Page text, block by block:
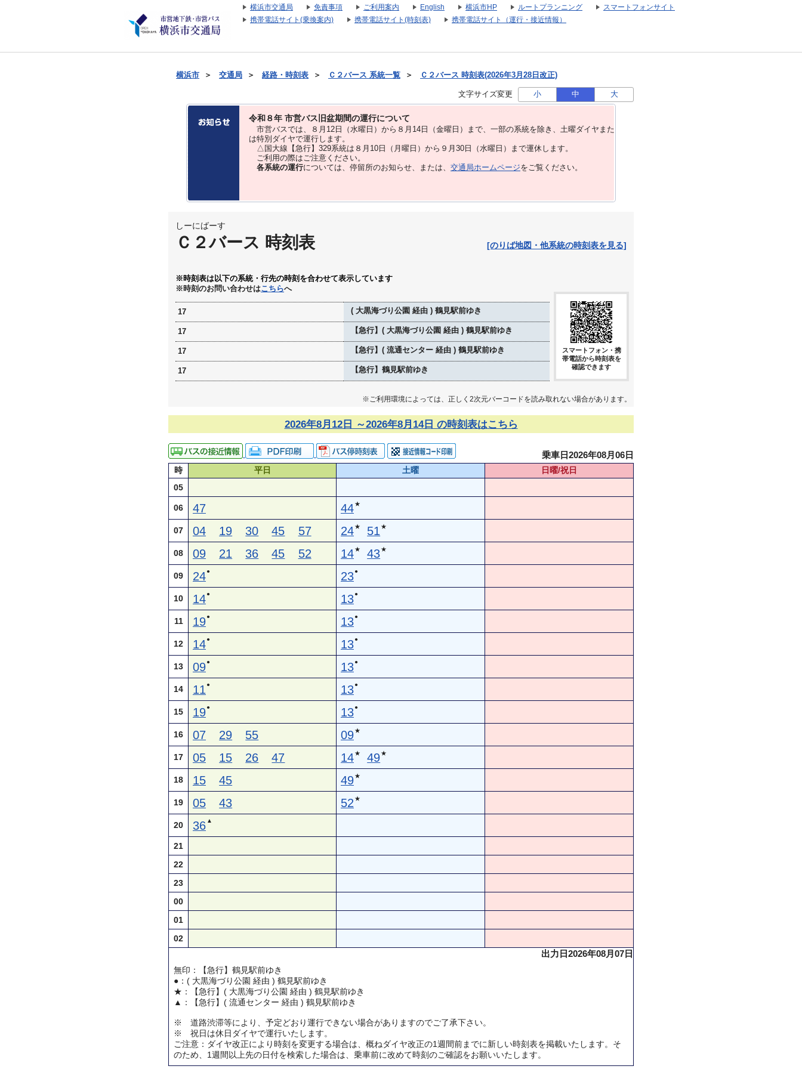
横浜市交通局 免責事項 ご利用案内 English 横浜市HP ルートプランニング
スマートフォンサイト
携帯電話サイト(乗換案内)
携帯電話サイト(時刻表) 携帯電話サイト（運行・接近情報）
横浜市 ＞ 交通局 ＞ 経路・時刻表 ＞ Ｃ２バース 系統一覧 ＞ Ｃ２バース 時刻表(2026年3月28日改正)
文字サイズ変更 小 中 大
令和８年 市営バス旧盆期間の運行について
市営バスでは、８⽉12⽇（水曜日）から８⽉14⽇（金曜日）まで、⼀部の系統を除き、⼟曜ダイヤまた
は特別ダイヤで運⾏します。
△国大線【急行】329系統は８月10日（月曜日）から９月30日（水曜日）まで運休します。
ご利用の際はご注意ください。
各系統の運行については、停留所のお知らせ、または、 交通局ホームページをご覧ください。
しーにばーす
Ｃ２バース 時刻表 [のりば地図・他系統の時刻表を見る]
※時刻表は以下の系統・行先の時刻を合わせて表示しています
※時刻のお問い合わせはこちらへ
17 ( 大黒海づり公園 経由 ) 鶴見駅前ゆき
17 【急行】( 大黒海づり公園 経由 ) 鶴見駅前ゆき
17 【急行】( 流通センター 経由 ) 鶴見駅前ゆき
17 【急行】鶴見駅前ゆき
スマートフォン・携
帯電話から時刻表を
確認できます
※ご利用環境によっては、正しく2次元バーコードを読み取れない場合があります。
2026年8月12日 ～2026年8月14日 の時刻表はこちら
乗車日2026年08月06日
時 平日 土曜
日曜/祝日
05
06 47 44★
07 04 19 30 45 57 24★ 51 ★
08 09 21 36 45 52 14★ 43★
09 24● 23●
10 14● 13●
11 19● 13●
12 14● 13●
13 09● 13●
14 11 ● 13●
15 19● 13●
16 07 29 55 09★
17 05 15 26 47 14★ 49★
18 15 45 49★
19 05 43 52 ★
20 36 ▲
21
22
23
00
01
02
出力日2026年08月07日
無印：【急行】鶴見駅前ゆき
●：( 大黒海づり公園 経由 ) 鶴見駅前ゆき
★：【急行】( 大黒海づり公園 経由 ) 鶴見駅前ゆき
▲：【急行】( 流通センター 経由 ) 鶴見駅前ゆき
※ 道路渋滞等により、予定どおり運行できない場合がありますのでご了承下さい。
※ 祝日は休日ダイヤで運行いたします。
ご注意：ダイヤ改正により時刻を変更する場合は、概ねダイヤ改正の1週間前までに新しい時刻表を掲載いたします。そ
のため、1週間以上先の日付を検索した場合は、乗車前に改めて時刻のご確認をお願いいたします。